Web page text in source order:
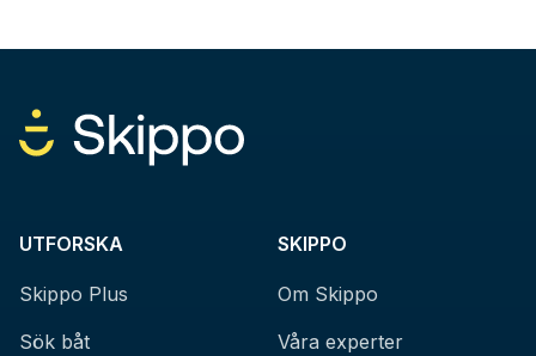
UTFORSKA
Skippo Plus
Sök båt
SKIPPO
Om Skippo
Våra experter